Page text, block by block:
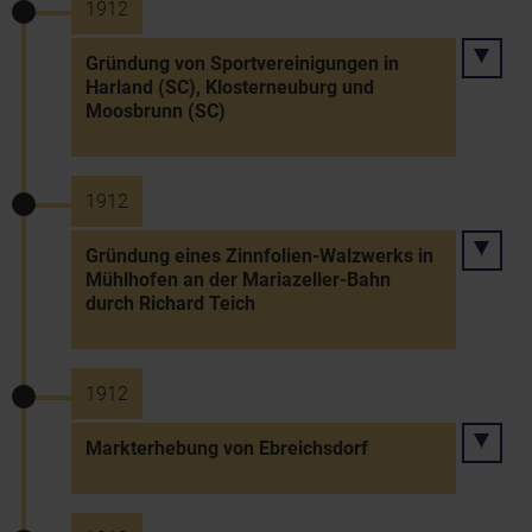
1912
Gründung von Sportvereinigungen in
Harland (SC), Klosterneuburg und
Moosbrunn (SC)
1912
Gründung eines Zinnfolien-Walzwerks in
Mühlhofen an der Mariazeller-Bahn
durch Richard Teich
1912
Markterhebung von Ebreichsdorf